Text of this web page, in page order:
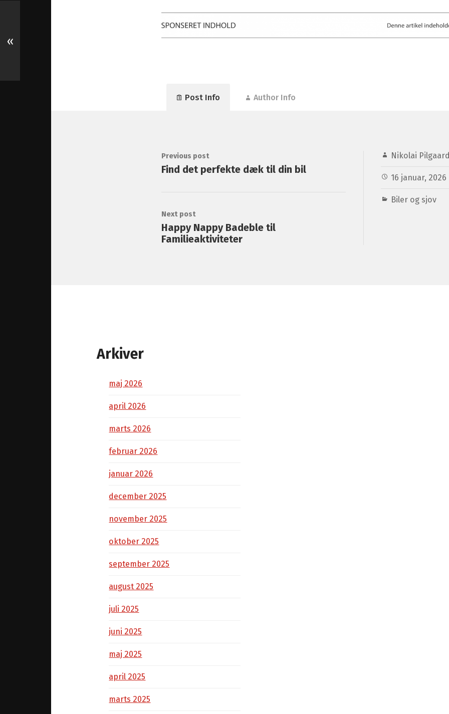
Post Info Author Info
Nikolai
16 januar, 2026
Biler og sjov
Previous post
Find det perfekte dæk til din bil
Next post
Happy Nappy Badeble til
Familieaktiviteter
«
Arkiver
maj 2026
april 2026
marts 2026
februar 2026
januar 2026
december 2025
november 2025
oktober 2025
september 2025
august 2025
juli 2025
juni 2025
maj 2025
april 2025
marts 2025